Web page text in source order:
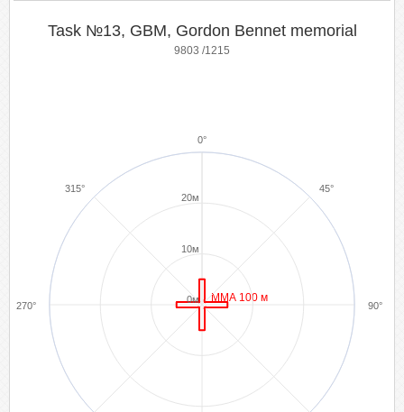
ММА 100 м
Task №13, GBM, Gordon Bennet memorial
9803 /1215
0°
45°
90°
270°
315°
0м
20м
10м